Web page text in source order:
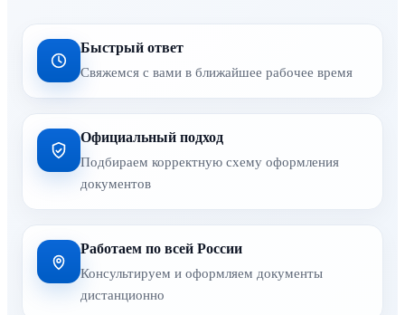
Быстрый ответ
Свяжемся с вами в ближайшее рабочее время
Официальный подход
Подбираем корректную схему оформления
документов
Работаем по всей России
Консультируем и оформляем документы
дистанционно